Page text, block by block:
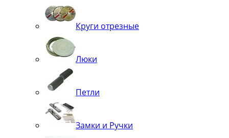
Круги отрезные
Люки
Петли
Замки и Ручки